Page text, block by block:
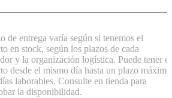
de entrega varía según si tenemos el
en stock, según los plazos de cada
y la organización logística. Puede tener el
desde el mismo día hasta un plazo máximo
laborables. Consulte en tienda para
la disponibilidad.